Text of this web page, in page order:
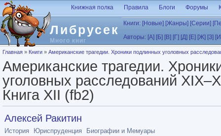
Перейти к основному содержанию
Либрусек
Много книг
Книжная полка Правила Блоги Форумы
Книги: [Новые] [Жанры] [Серии]
Авторы: [А] [Б] [В] [Г] [Д] [Е] [Ж] [З]
Вы здесь
Главная » Книги » Американские трагедии. Хроники подлинных уголовных
Американские трагедии.
уголовных расследований
Книга XII (fb2)
Алексей Ракитин
История Юриспруденция Биографии и Мемуары